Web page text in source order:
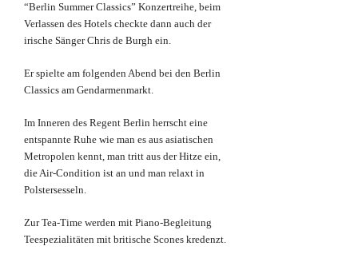
“Berlin Summer Classics” Konzertreihe, beim
Verlassen des Hotels checkte dann auch der
irische Sänger Chris de Burgh ein.
Er spielte am folgenden Abend bei den Berlin
Classics am Gendarmenmarkt.
Im Inneren des Regent Berlin herrscht eine
entspannte Ruhe wie man es aus asiatischen
Metropolen kennt, man tritt aus der Hitze ein,
die Air-Condition ist an und man relaxt in
Polstersesseln.
Zur Tea-Time werden mit Piano-Begleitung
Teespezialitäten mit britische Scones kredenzt.